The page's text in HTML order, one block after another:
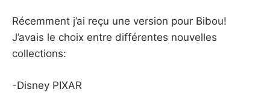
Récemment j’ai reçu une version pour Bibou!
J’avais le choix entre différentes nouvelles
collections:
-Disney PIXAR